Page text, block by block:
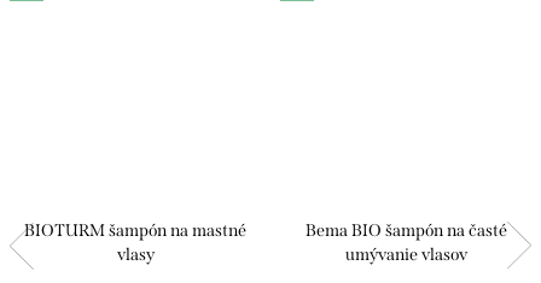
BIOTURM šampón na mastné
vlasy
Bema BIO šampón na časté
umývanie vlasov